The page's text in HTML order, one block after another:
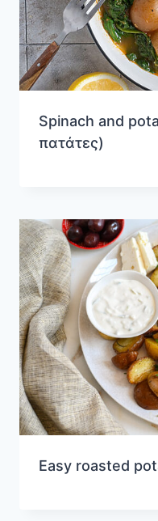
Spinach and
πατάτες)
Easy roasted